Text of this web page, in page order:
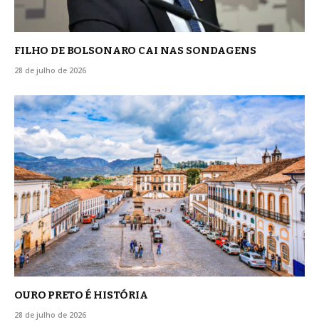
FILHO DE BOLSONARO CAI NAS SONDAGENS
28 de julho de 2026
OURO PRETO É HISTÓRIA
28 de julho de 2026